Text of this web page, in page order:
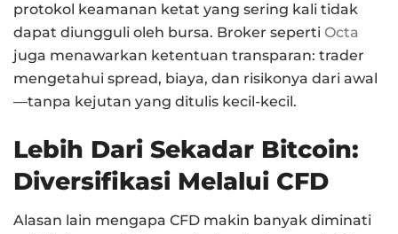
protokol keamanan ketat yang sering kali tidak
dapat diungguli oleh bursa. Broker seperti Octa
juga menawarkan ketentuan transparan: trader
mengetahui spread, biaya, dan risikonya dari awal
—tanpa kejutan yang ditulis kecil-kecil.
Lebih Dari Sekadar Bitcoin:
Diversifikasi Melalui CFD
Alasan lain mengapa CFD makin banyak diminati